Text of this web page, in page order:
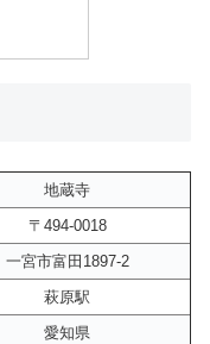
地蔵寺
〒494-0018
一宮市富田1897-2
萩原駅
愛知県